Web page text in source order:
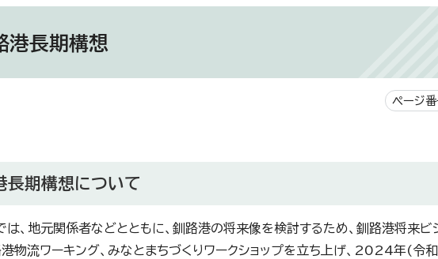
港長期構想
ページ
長期構想について
は、地元関係者などとともに、釧路港の将来像を検討するため、釧路港将来ビ
港物流ワーキング、みなとまちづくりワークショップを立ち上げ、2024年(